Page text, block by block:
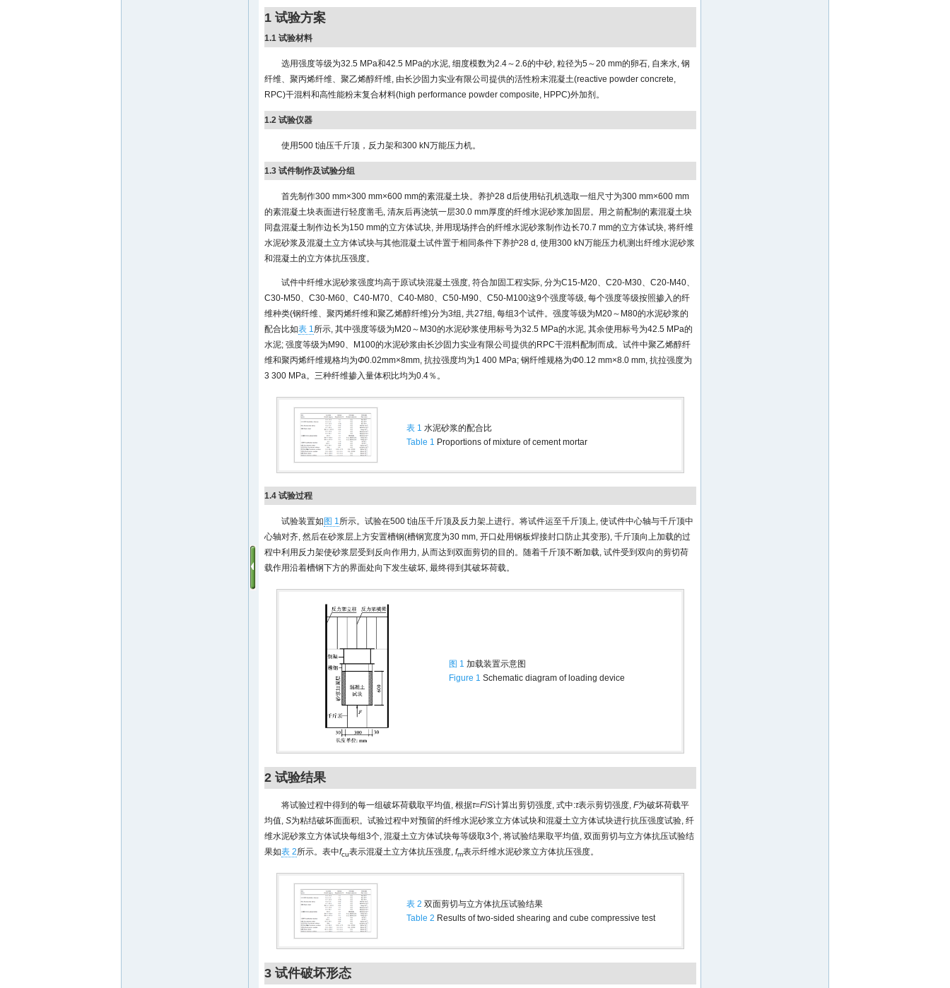
1 试验方案
1.1 试验材料
选用强度等级为32.5 MPa和42.5 MPa的水泥, 细度模数为2.4～2.6的中砂, 粒径为5～20 mm的卵石, 自来水, 钢
纤维、聚丙烯纤维、聚乙烯醇纤维, 由长沙固力实业有限公司提供的活性粉末混凝土(reactive powder concrete,
RPC)干混料和高性能粉末复合材料(high performance powder composite, HPPC)外加剂。
1.2 试验仪器
使用500 t油压千斤顶，反力架和300 kN万能压力机。
1.3 试件制作及试验分组
首先制作300 mm×300 mm×600 mm的素混凝土块。养护28 d后使用钻孔机选取一组尺寸为300 mm×600 mm
的素混凝土块表面进行轻度凿毛, 清灰后再浇筑一层30.0 mm厚度的纤维水泥砂浆加固层。用之前配制的素混凝土块
同盘混凝土制作边长为150 mm的立方体试块, 并用现场拌合的纤维水泥砂浆制作边长70.7 mm的立方体试块, 将纤维
水泥砂浆及混凝土立方体试块与其他混凝土试件置于相同条件下养护28 d, 使用300 kN万能压力机测出纤维水泥砂浆
和混凝土的立方体抗压强度。
试件中纤维水泥砂浆强度均高于原试块混凝土强度, 符合加固工程实际, 分为C15-M20、C20-M30、C20-M40、
C30-M50、C30-M60、C40-M70、C40-M80、C50-M90、C50-M100这9个强度等级, 每个强度等级按照掺入的纤
维种类(钢纤维、聚丙烯纤维和聚乙烯醇纤维)分为3组, 共27组, 每组3个试件。强度等级为M20～M80的水泥砂浆的
配合比如表 1所示, 其中强度等级为M20～M30的水泥砂浆使用标号为32.5 MPa的水泥, 其余使用标号为42.5 MPa的
水泥; 强度等级为M90、M100的水泥砂浆由长沙固力实业有限公司提供的RPC干混料配制而成。试件中聚乙烯醇纤
维和聚丙烯纤维规格均为Φ0.02mm×8mm, 抗拉强度均为1 400 MPa; 钢纤维规格为Φ0.12 mm×8.0 mm, 抗拉强度为
3 300 MPa。三种纤维掺入量体积比均为0.4％。
表 1 水泥砂浆的配合比
Table 1 Proportions of mixture of cement mortar
1.4 试验过程
试验装置如 图 1所示。试验在500 t油压千斤顶及反力架上进行。将试件运至千斤顶上, 使试件中心轴与千斤顶中
心轴对齐, 然后在砂浆层上方安置槽钢(槽钢宽度为30 mm, 开口处用钢板焊接封口防止其变形), 千斤顶向上加载的过
程中利用反力架使砂浆层受到反向作用力, 从而达到双面剪切的目的。随着千斤顶不断加载, 试件受到双向的剪切荷
载作用沿着槽钢下方的界面处向下发生破坏, 最终得到其破坏荷载。
图 1 加载装置示意图
Figure 1 Schematic diagram of loading device
2 试验结果
将试验过程中得到的每一组破坏荷载取平均值, 根据τ=F/S计算出剪切强度, 式中:τ表示剪切强度, F为破坏荷载平
均值, S为粘结破坏面面积。试验过程中对预留的纤维水泥砂浆立方体试块和混凝土立方体试块进行抗压强度试验, 纤
维水泥砂浆立方体试块每组3个, 混凝土立方体试块每等级取3个, 将试验结果取平均值, 双面剪切与立方体抗压试验结
果如表 2所示。表中fcu表示混凝土立方体抗压强度, fm表示纤维水泥砂浆立方体抗压强度。
表 2 双面剪切与立方体抗压试验结果
Table 2 Results of two-sided shearing and cube compressive test
3 试件破坏形态